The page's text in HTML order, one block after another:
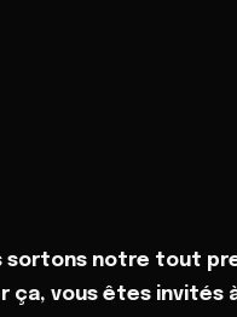
sortons notre tout
ça, vous êtes invités